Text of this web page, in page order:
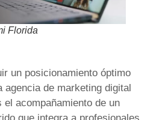
Florida
un posicionamiento óptimo
de marketing digital
acompañamiento de un